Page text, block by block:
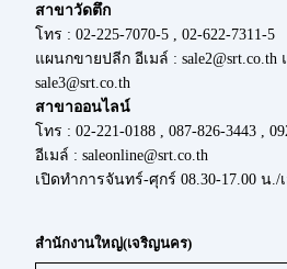
สาขาวัดตึก
โทร : 02-225-7070-5 , 02-622-7311-5
แผนกขายปลีก อีเมล์ :
sale3@srt.co.th
สาขาออนไลน์
โทร : 02-221-0188 , 087-826-3443 ,
อีเมล์ : saleonline@srt.co.th
เปิดทำการจันทร์-ศุกร์ 08.30-17.00 น./
สำนักงานใหญ่(เจริญนคร)